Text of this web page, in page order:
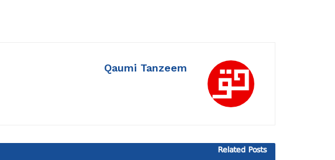
Qaumi Tanzeem
Related Posts